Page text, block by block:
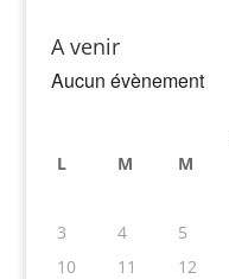
A venir
Aucun évènement
L M M
3
4 5
10
11 12